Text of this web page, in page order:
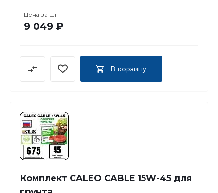
Цена за шт
9 049 ₽
В корзину
Комплект CALEO CABLE 15W-45 для